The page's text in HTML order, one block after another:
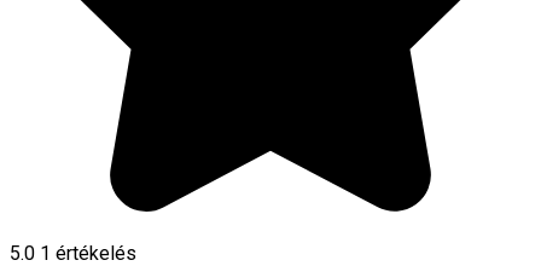
5.0 1 értékelés